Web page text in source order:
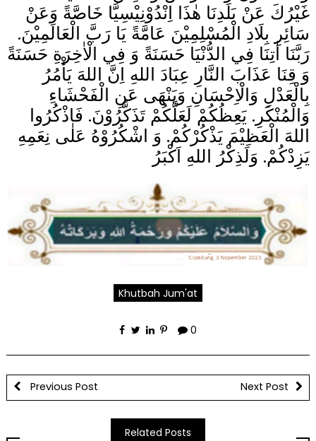
غَيْرُكَ عَنْ بَلَدِنَا هٰذَا اِنْدُوْنِيْسِيَّا خَاصَّةً وَعَنْ
سَائِرِ بِلَادِ الْمُسْلِمِيْنَ عَامَّةً يَا رَبَّ الْعَالَمِيْنَ.
رَبَّنَا اٰتِنَا فِي الدُّنْيَا حَسَنَةً وَ فِي الْاٰخِرَةِ حَسَنَةً
وَ قِنَا عَذَابَ النَّارِ عِبَادَ اللهِ اِنَّ اللهَ يَأْمُرُ
بِالْعَدْلِ وَالْاِحْسَانِ وَيَنْهَى عَنِ الْفَحْشَاءِ
وَالْمُنْكَرِ. يَعِظُكُمْ لَعَلَّكُمْ تَذَكَّرُوْنَ. فَاذْكُرُوا
اللهَ الْعَظِيْمَ يَذْكُرْكُمْ. وَ اشْكُرُوْهُ عَلٰى نِعَمِهِ
يَزِدْكُمْ. وَلَذِكْرُ اللهِ اَكْبَرُ
Khutbah Jum'at
0
Previous Post Next Post
Related Posts